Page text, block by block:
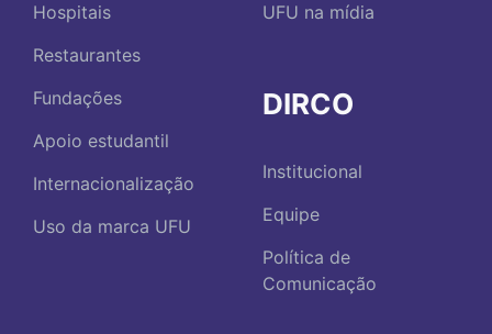
Hospitais
Restaurantes
Fundações
Apoio estudantil
Internacionalização
Uso da marca UFU
UFU na mídia
DIRCO
Institucional
Equipe
Política de
Comunicação